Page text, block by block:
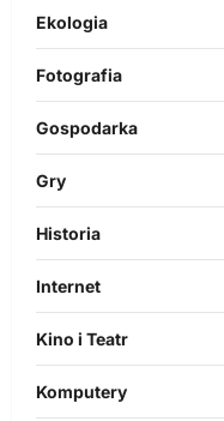
Ekologia
Fotografia
Gospodarka
Gry
Historia
Internet
Kino i Teatr
Komputery